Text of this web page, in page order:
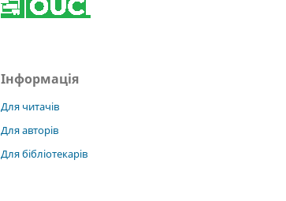
Інформація
Для читачів
Для авторів
Для бібліотекарів